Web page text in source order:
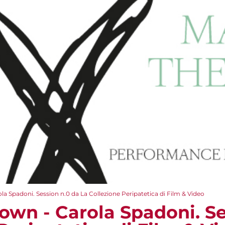
Spadoni. Session n.0 da La Collezione Peripatetica di Film & Video
- Carola Spadoni.